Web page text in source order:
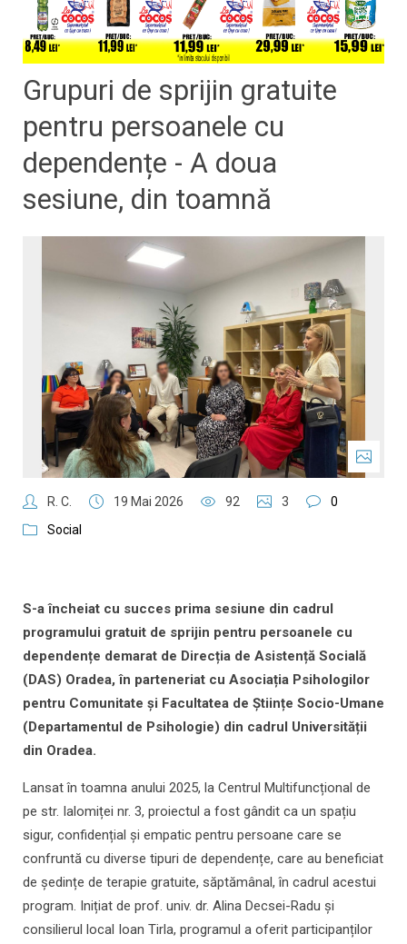
Grupuri de sprijin gratuite
pentru persoanele cu
dependențe - A doua
sesiune, din toamnă
R. C. 19 Mai 2026 92 3
0
Social
S-a încheiat cu succes prima sesiune din cadrul
programului gratuit de sprijin pentru persoanele cu
dependențe demarat de Direcția de Asistență Socială
(DAS) Oradea, în parteneriat cu Asociația Psihologilor
pentru Comunitate și Facultatea de Științe Socio-Umane
(Departamentul de Psihologie) din cadrul Universității
din Oradea.
Lansat în toamna anului 2025, la Centrul Multifuncțional de
pe str. Ialomiței nr. 3, proiectul a fost gândit ca un spațiu
sigur, confidențial și empatic pentru persoane care se
confruntă cu diverse tipuri de dependențe, care au beneficiat
de ședințe de terapie gratuite, săptămânal, în cadrul acestui
program. Inițiat de prof. univ. dr. Alina Decsei-Radu și
consilierul local Ioan Tirla, programul a oferit participanților